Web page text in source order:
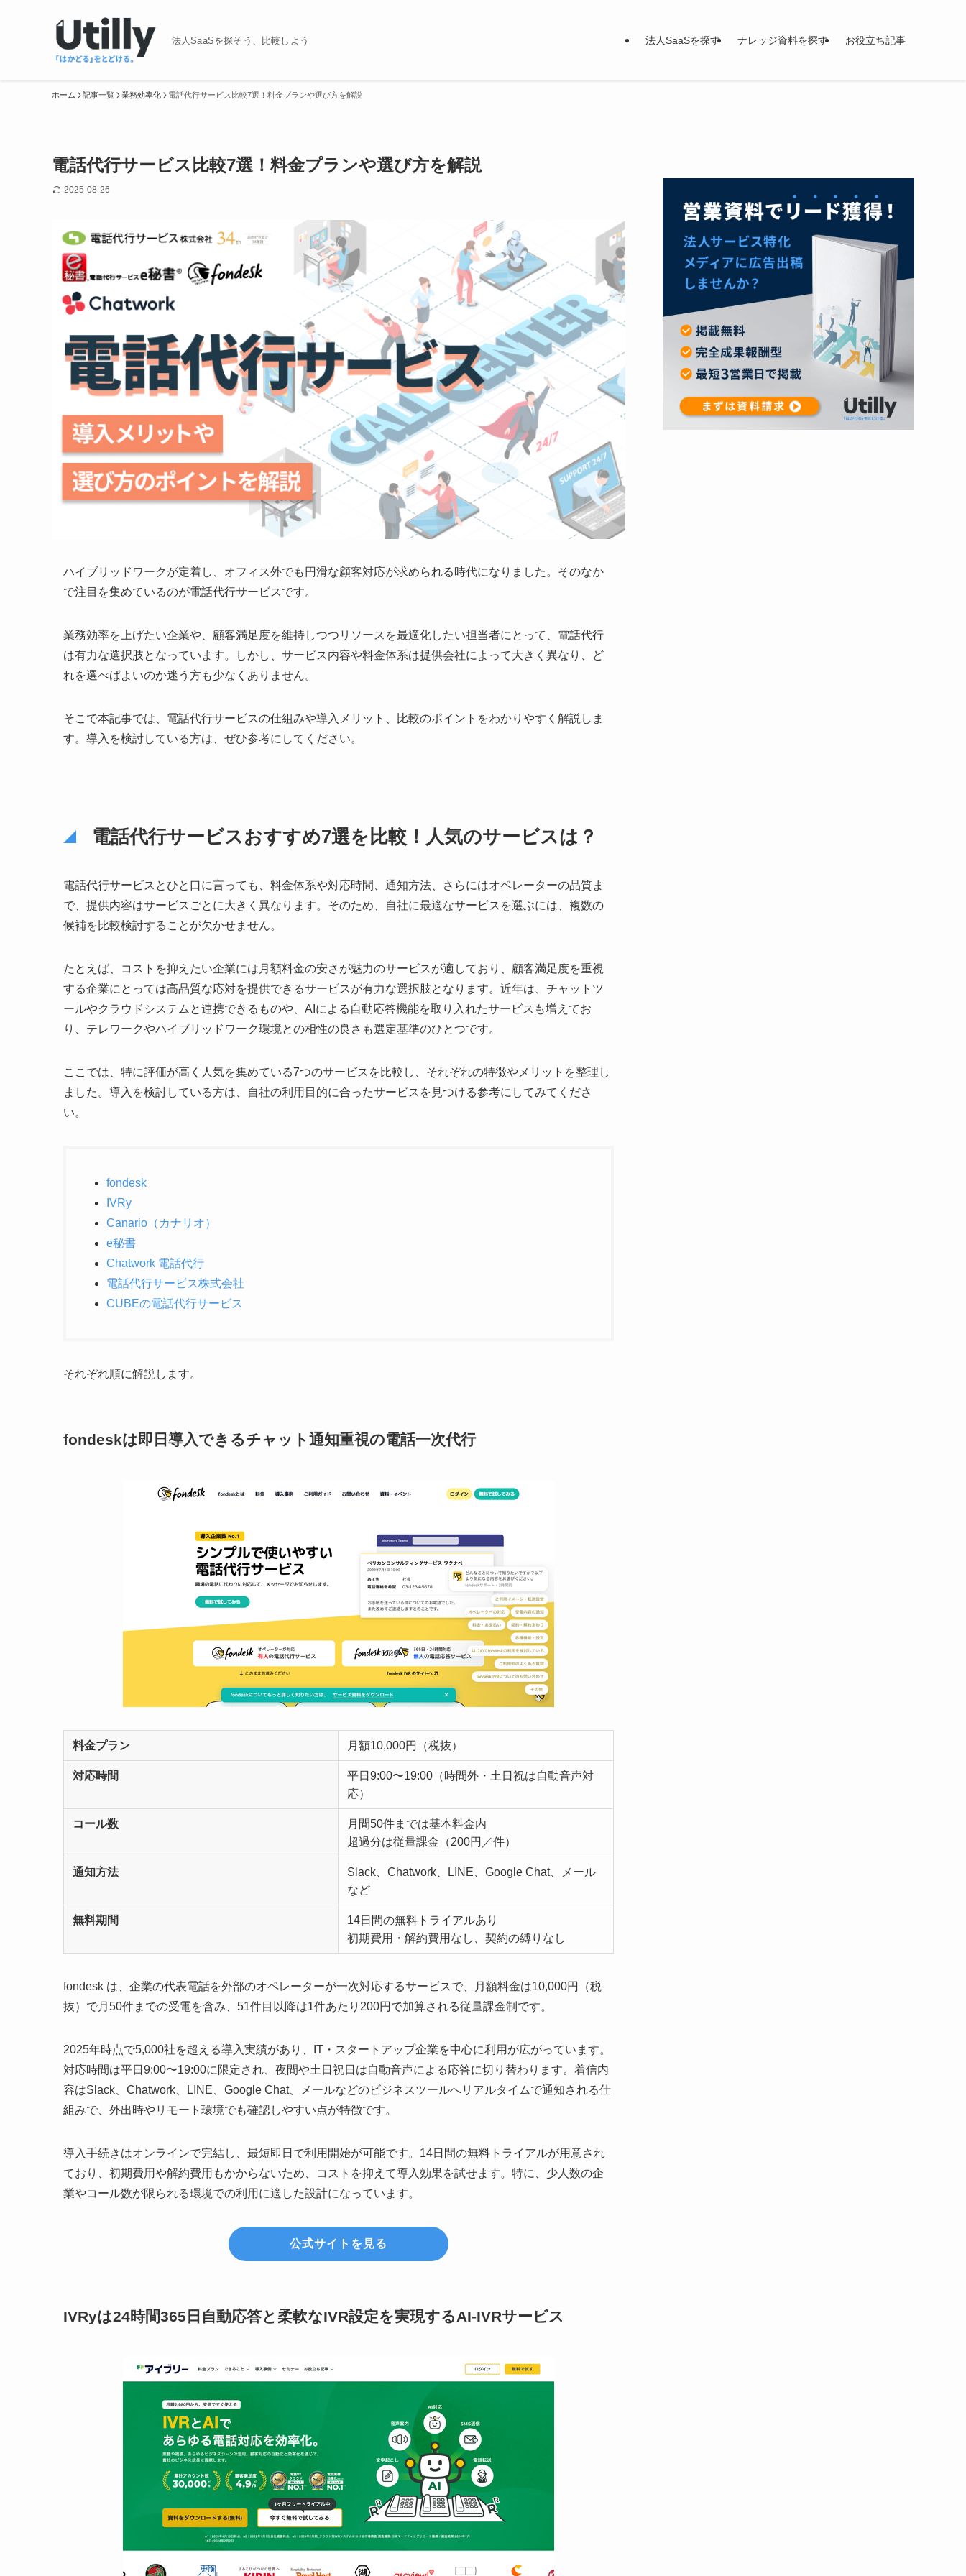
法人SaaSを探そう、比較しよう 法人SaaSを探す ナレッジ資料を探す お役立ち記事
ホーム 記事一覧 業務効率化 電話代行サービス比較7選！料金プランや選び方を解説
電話代行サービス比較7選！料金プランや選び方を解説
2025-08-26
ハイブリッドワークが定着し、オフィス外でも円滑な顧客対応が求められる時代になりました。そのなか
で注目を集めているのが電話代行サービスです。
業務効率を上げたい企業や、顧客満足度を維持しつつリソースを最適化したい担当者にとって、電話代行
は有力な選択肢となっています。しかし、サービス内容や料金体系は提供会社によって大きく異なり、ど
れを選べばよいのか迷う方も少なくありません。
そこで本記事では、電話代行サービスの仕組みや導入メリット、比較のポイントをわかりやすく解説しま
す。導入を検討している方は、ぜひ参考にしてください。
電話代行サービスおすすめ7選を比較！人気のサービスは？
電話代行サービスとひと口に言っても、料金体系や対応時間、通知方法、さらにはオペレーターの品質ま
で、提供内容はサービスごとに大きく異なります。そのため、自社に最適なサービスを選ぶには、複数の
候補を比較検討することが欠かせません。
たとえば、コストを抑えたい企業には月額料金の安さが魅力のサービスが適しており、顧客満足度を重視
する企業にとっては高品質な応対を提供できるサービスが有力な選択肢となります。近年は、チャットツ
ールやクラウドシステムと連携できるものや、AIによる自動応答機能を取り入れたサービスも増えてお
り、テレワークやハイブリッドワーク環境との相性の良さも選定基準のひとつです。
ここでは、特に評価が高く人気を集めている7つのサービスを比較し、それぞれの特徴やメリットを整理し
ました。導入を検討している方は、自社の利用目的に合ったサービスを見つける参考にしてみてくださ
い。
fondesk
IVRy
Canario（カナリオ）
e秘書
Chatwork 電話代行
電話代行サービス株式会社
CUBEの電話代行サービス
それぞれ順に解説します。
fondeskは即日導入できるチャット通知重視の電話一次代行
料金プラン 月額10,000円（税抜）
対応時間
平日9:00〜19:00（時間外・土日祝は自動音声対
応）
コール数
月間50件までは基本料金内
超過分は従量課金（200円／件）
通知方法
Slack、Chatwork、LINE、Google Chat、メール
など
無料期間
14日間の無料トライアルあり
初期費用・解約費用なし、契約の縛りなし
fondesk は、企業の代表電話を外部のオペレーターが一次対応するサービスで、月額料金は10,000円（税
抜）で月50件までの受電を含み、51件目以降は1件あたり200円で加算される従量課金制です。
2025年時点で5,000社を超える導入実績があり、IT・スタートアップ企業を中心に利用が広がっています。
対応時間は平日9:00〜19:00に限定され、夜間や土日祝日は自動音声による応答に切り替わります。着信内
容はSlack、Chatwork、LINE、Google Chat、メールなどのビジネスツールへリアルタイムで通知される仕
組みで、外出時やリモート環境でも確認しやすい点が特徴です。
導入手続きはオンラインで完結し、最短即日で利用開始が可能です。14日間の無料トライアルが用意され
ており、初期費用や解約費用もかからないため、コストを抑えて導入効果を試せます。特に、少人数の企
業やコール数が限られる環境での利用に適した設計になっています。
公式サイトを見る
IVRyは24時間365日自動応答と柔軟なIVR設定を実現するAI-IVRサービス